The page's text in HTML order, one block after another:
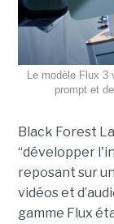
Le modèle Flux
prompt et
Black Forest
“développer
reposant sur
vidéos et
gamme Flux